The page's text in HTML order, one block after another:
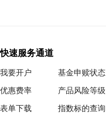
快速服务通道
我要开户
优惠费率
表单下载
基金申赎状态
产品风险等级
指数标的查询